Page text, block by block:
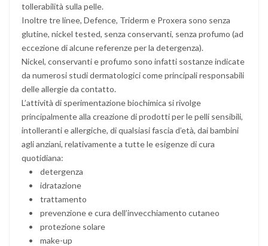
tollerabilità sulla pelle.
Inoltre tre linee, Defence, Triderm e Proxera sono senza
glutine, nickel tested, senza conservanti, senza profumo (ad
eccezione di alcune referenze per la detergenza).
Nickel, conservanti e profumo sono infatti sostanze indicate
da numerosi studi dermatologici come principali responsabili
delle allergie da contatto.
L’attività di sperimentazione biochimica si rivolge
principalmente alla creazione di prodotti per le pelli sensibili,
intolleranti e allergiche, di qualsiasi fascia d’età, dai bambini
agli anziani, relativamente a tutte le esigenze di cura
quotidiana:
• detergenza
• idratazione
• trattamento
• prevenzione e cura dell’invecchiamento cutaneo
• protezione solare
• make-up